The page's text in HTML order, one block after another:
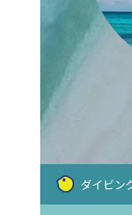
ダイビン